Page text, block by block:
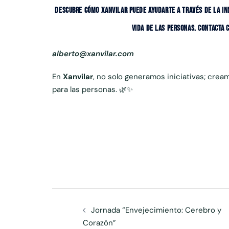
DESCUBRE CÓMO XANVILARPUEDE AYUDARTE A TRAVÉS DE LA
VIDA DE LAS PERSONAS. CONTACTA
alberto@xanvilar.com
En Xanvilar, no solo generamos iniciativas;
para las personas. 🌿✨
Navegación
Jornada “Envejecimiento: Cerebro y
Corazón”